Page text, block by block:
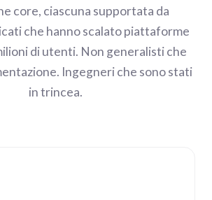
core, ciascuna supportata da
che hanno scalato piattaforme
di utenti. Non generalisti che
Ingegneri che sono stati
in trincea.